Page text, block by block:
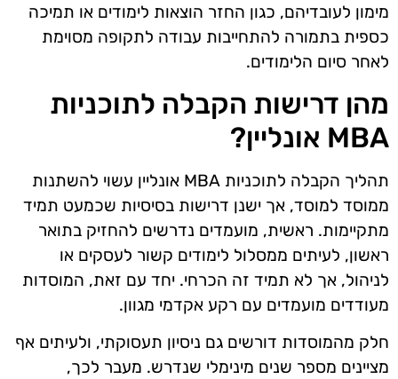
מימון לעובדיהם, כגון החזר הוצאות לימודים או תמיכה
כספית בתמורה להתחייבות עבודה לתקופה מסוימת
לאחר סיום הלימודים.
מהן דרישות הקבלה לתוכניות
MBA אונליין?
תהליך הקבלה לתוכניות MBA אונליין עשוי להשתנות
ממוסד למוסד, אך ישנן דרישות בסיסיות שכמעט תמיד
מתקיימות. ראשית, מועמדים נדרשים להחזיק בתואר
ראשון, לעיתים ממסלול לימודים קשור לעסקים או
לניהול, אך לא תמיד זה הכרחי. יחד עם זאת, המוסדות
מעודדים מועמדים עם רקע אקדמי מגוון.
חלק מהמוסדות דורשים גם ניסיון תעסוקתי, ולעיתים אף
מציינים מספר שנים מינימלי שנדרש. מעבר לכך,